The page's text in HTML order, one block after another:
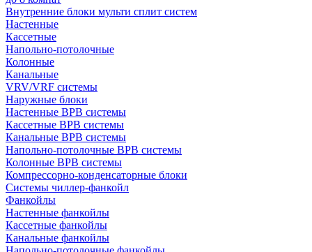
Внутренние блоки мульти сплит систем
Настенные
Кассетные
Напольно-потолочные
Колонные
Канальные
VRV/VRF системы
Наружные блоки
Настенные ВРВ системы
Кассетные ВРВ системы
Канальные ВРВ системы
Напольно-потолочные ВРВ системы
Колонные ВРВ системы
Компрессорно-конденсаторные блоки
Системы чиллер-фанкойл
Фанкойлы
Настенные фанкойлы
Кассетные фанкойлы
Канальные фанкойлы